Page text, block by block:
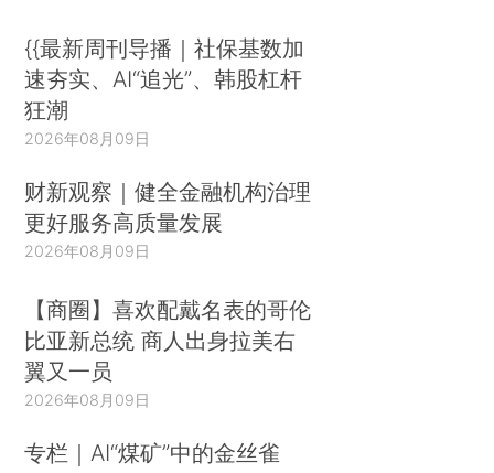
{{最新周刊导播｜社保基数加
速夯实、AI“追光”、韩股杠杆
狂潮
2026年08月09日
财新观察｜健全金融机构治理
更好服务高质量发展
2026年08月09日
【商圈】喜欢配戴名表的哥伦
比亚新总统 商人出身拉美右
翼又一员
2026年08月09日
专栏｜AI“煤矿”中的金丝雀